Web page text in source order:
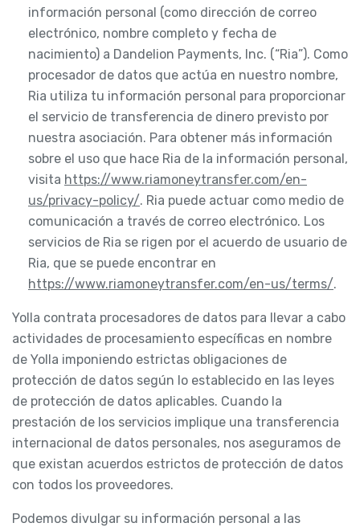
información personal (como dirección de correo
electrónico, nombre completo y fecha de
nacimiento) a Dandelion Payments, Inc. (“Ria”). Como
procesador de datos que actúa en nuestro nombre,
Ria utiliza tu información personal para proporcionar
el servicio de transferencia de dinero previsto por
nuestra asociación. Para obtener más información
sobre el uso que hace Ria de la información personal,
visita https://www.riamoneytransfer.com/en-
us/privacy-policy/. Ria puede actuar como medio de
comunicación a través de correo electrónico. Los
servicios de Ria se rigen por el acuerdo de usuario de
Ria, que se puede encontrar en
https://www.riamoneytransfer.com/en-us/terms/.
Yolla contrata procesadores de datos para llevar a cabo
actividades de procesamiento específicas en nombre
de Yolla imponiendo estrictas obligaciones de
protección de datos según lo establecido en las leyes
de protección de datos aplicables. Cuando la
prestación de los servicios implique una transferencia
internacional de datos personales, nos aseguramos de
que existan acuerdos estrictos de protección de datos
con todos los proveedores.
Podemos divulgar su información personal a las